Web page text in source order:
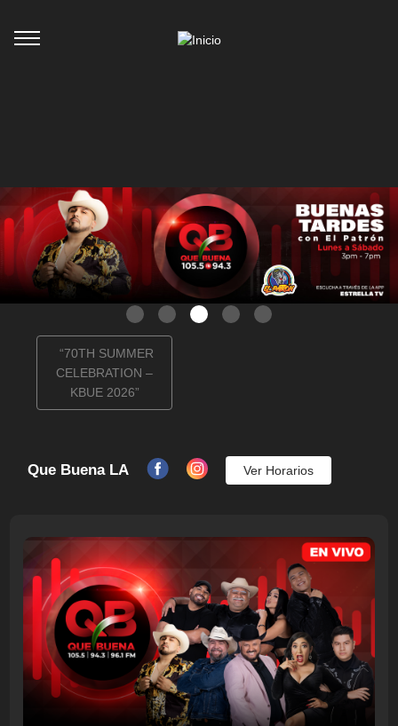
Publicidad
“70TH SUMMER
CELEBRATION –
KBUE 2026”
Que Buena LA Ver Horarios